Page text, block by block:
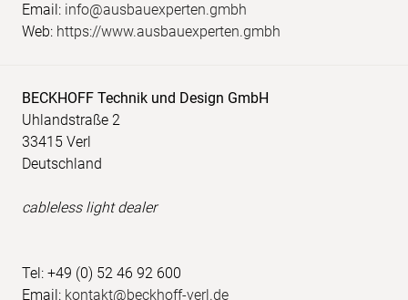
Email: info@ausbauexperten.gmbh
Web: https://www.ausbauexperten.gmbh
BECKHOFF Technik und Design GmbH
Uhlandstraße 2
33415 Verl
Deutschland
cableless light dealer
Tel: +49 (0) 52 46 92 600
Email: kontakt@beckhoff-verl.de